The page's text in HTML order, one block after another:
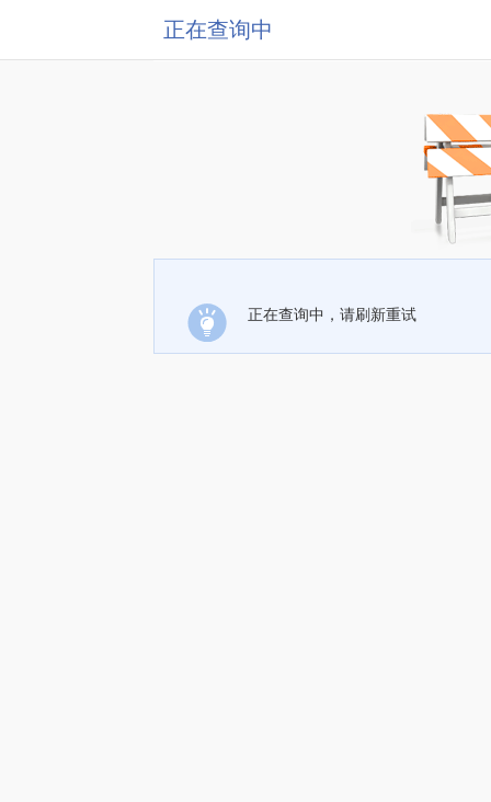
正在查询中
正在查询中，请刷新重试